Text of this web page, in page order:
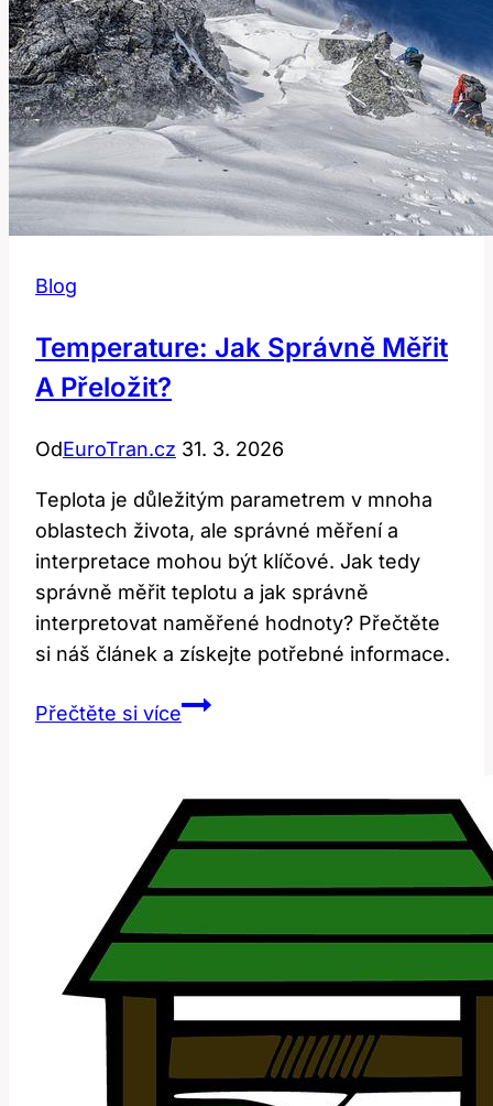
Blog
Temperature: Jak Správně Měřit
A Přeložit?
OdEuroTran.cz 31. 3. 2026
Teplota je důležitým parametrem v mnoha
oblastech života, ale správné měření a
interpretace mohou být klíčové. Jak tedy
správně měřit teplotu a jak správně
interpretovat naměřené hodnoty? Přečtěte
si náš článek a získejte potřebné informace.
Přečtěte si víceTemperature:
měřit
a
přeložit?